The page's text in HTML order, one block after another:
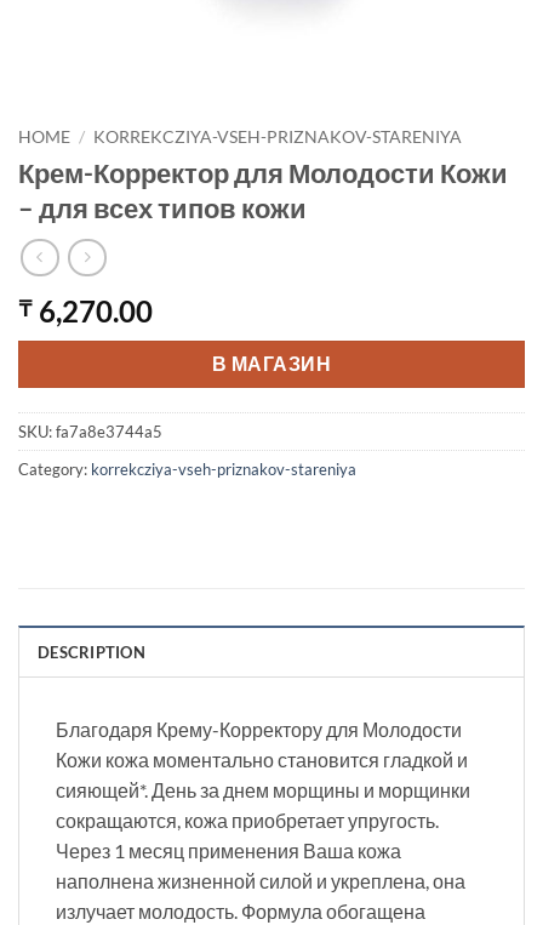
HOME / KORREKCZIYA-VSEH-PRIZNAKOV-STARENIYA
Крем-Корректор для Молодости Кожи
– для всех типов кожи
₸ 6,270.00
В МАГАЗИН
SKU:fa7a8e3744a5
Category: korrekcziya-vseh-priznakov-stareniya
DESCRIPTION
Благодаря Крему-Корректору для Молодости
Кожи кожа моментально становится гладкой и
сияющей*. День за днем морщины и морщинки
сокращаются, кожа приобретает упругость.
Через 1 месяц применения Ваша кожа
наполнена жизненной силой и укреплена, она
излучает молодость. Формула обогащена